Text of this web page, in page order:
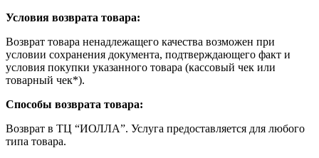
Условия возврата товара:
Возврат товара ненадлежащего качества возможен при
условии сохранения документа, подтверждающего факт и
условия покупки указанного товара (кассовый чек или
товарный чек*).
Способы возврата товара:
Возврат в ТЦ “ИОЛЛА”. Услуга предоставляется для любого
типа товара.